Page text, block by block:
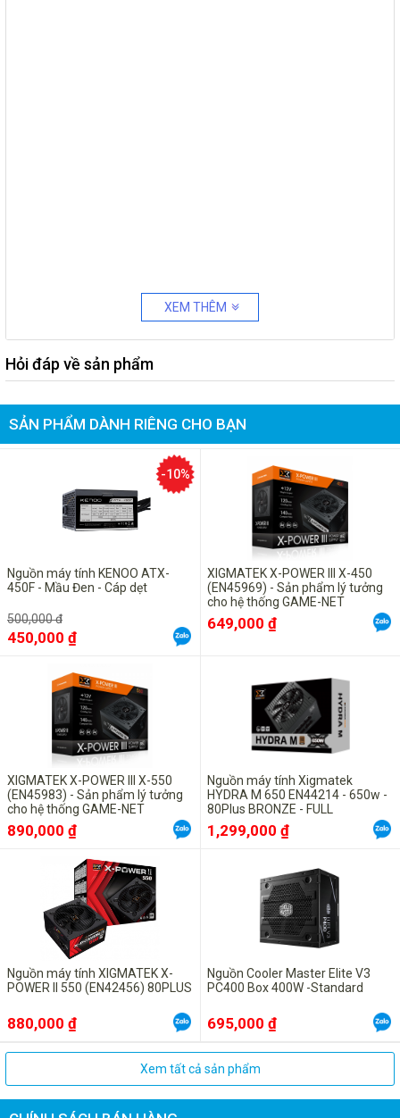
XEM THÊM
Hỏi đáp về sản phẩm
SẢN PHẨM DÀNH RIÊNG CHO BẠN
Nguồn máy tính KENOO ATX-
450F - Mầu Đen - Cáp dẹt
500,000 đ
450,000 ₫
-10%
XIGMATEK X-POWER III X-450
(EN45969) - Sản phẩm lý tưởng
cho hệ thống GAME-NET
649,000 ₫
XIGMATEK X-POWER III X-550
(EN45983) - Sản phẩm lý tưởng
cho hệ thống GAME-NET
890,000 ₫
Nguồn máy tính Xigmatek
HYDRA M 650 EN44214 - 650w -
80Plus BRONZE - FULL
MODULAR
1,299,000 ₫
Nguồn máy tính XIGMATEK X-
POWER II 550 (EN42456) 80PLUS
880,000 ₫
Nguồn Cooler Master Elite V3
PC400 Box 400W -Standard
695,000 ₫
Xem tất cả sản phẩm